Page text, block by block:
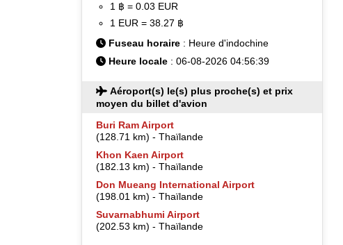
1 ฿ = 0.03 EUR
1 EUR = 38.27 ฿
Fuseau horaire : Heure d'indochine
Heure locale : 06-08-2026 04:56:39
Aéroport(s) le(s) plus proche(s) et prix
moyen du billet d'avion
Buri Ram Airport
(128.71 km) - Thaïlande
Khon Kaen Airport
(182.13 km) - Thaïlande
Don Mueang International Airport
(198.01 km) - Thaïlande
Suvarnabhumi Airport
(202.53 km) - Thaïlande